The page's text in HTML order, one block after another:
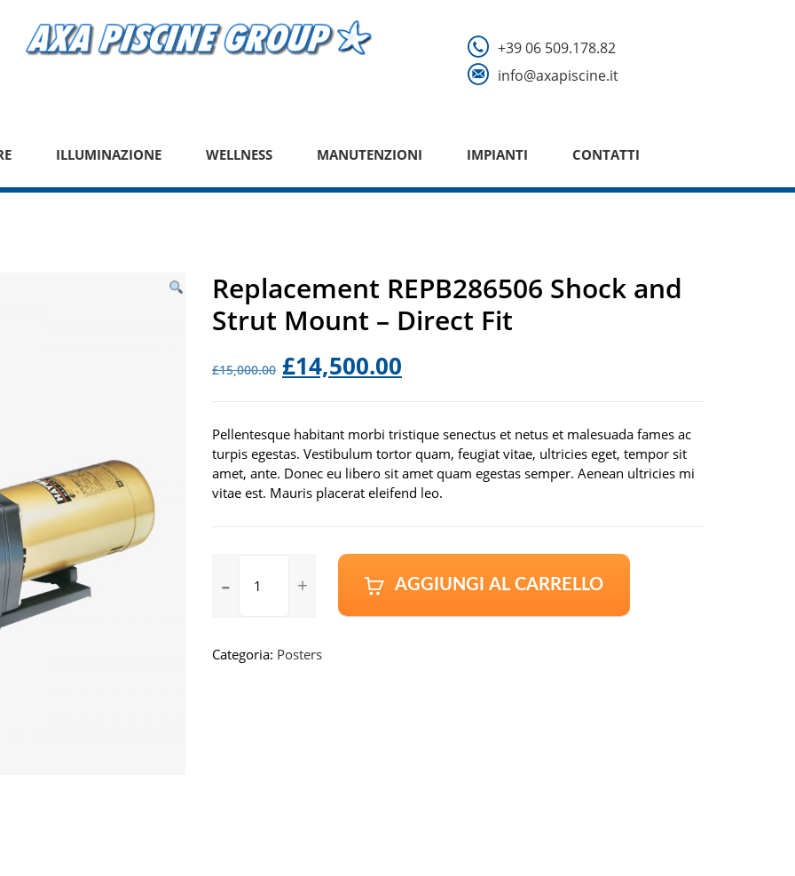
+39 06 509.178.82
info@axapiscine.it
ILLUMINAZIONE WELLNESS MANUTENZIONI IMPIANTI CONTATTI
Replacement REPB286506 Shock and
Strut Mount – Direct Fit
£15,000.00 Il
prezzo
originale
era:
£15,000.00.
£14,500.00
prezzo
attuale
è:
£14,500.00.
Pellentesque habitant morbi tristique senectus et netus et malesuada fames ac
turpis egestas. Vestibulum tortor quam, feugiat vitae, ultricies eget, tempor sit
amet, ante. Donec eu libero sit amet quam egestas semper. Aenean ultricies mi
vitae est. Mauris placerat eleifend leo.
REPB286506
Strut
Mount
AGGIUNGI AL CARRELLO
Categoria: Posters